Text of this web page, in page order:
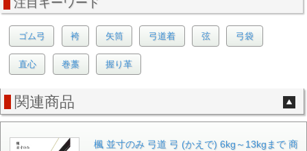
注目キーワード
ゴム弓 袴 矢筒 弓道着 弦 弓袋
直心 巻藁 握り革
関連商品
楓 並寸のみ 弓道 弓 (かえで) 6kg～13kgまで 商